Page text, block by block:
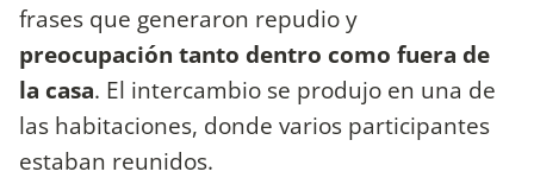
frases que generaron repudio y
preocupación tanto dentro como fuera de
la casa. El intercambio se produjo en una de
las habitaciones, donde varios participantes
estaban reunidos.